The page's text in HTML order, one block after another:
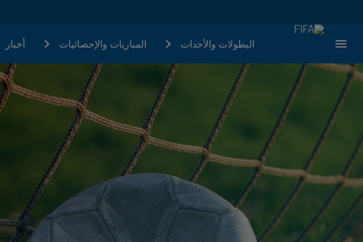
البطولات والأحدات المباريات والإحصائيات أخبار